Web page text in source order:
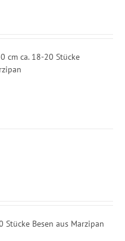
cm ca. 18-20 Stücke
Stücke Besen aus Marzipan